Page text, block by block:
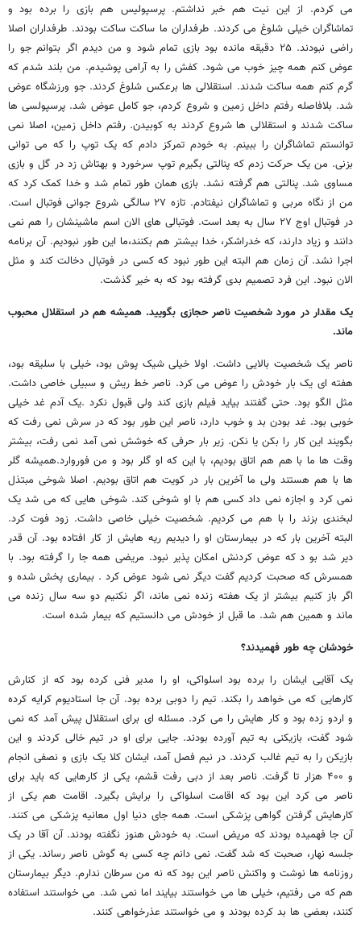
می کردم. از این نیت هم خبر نداشتم. پرسپولیس هم بازی را برده بود و
تماشاگران خیلی شلوغ می کردند. طرفداران ما ساکت ساکت بودند. طرفداران اصلا
راضی نبودند. ۲۵ دقیقه مانده بود بازی تمام شود و من دیدم اگر بتوانم جو را
عوض کنم همه چیز خوب می شود. کفش را به آرامی پوشیدم. من بلند شدم که
گرم کنم همه ساکت شدند. استقلالی ها برعکس شلوغ کردند. جو ورزشگاه عوض
شد. بلافاصله رفتم داخل زمین و شروع کردم، جو کامل عوض شد. پرسپولسی ها
ساکت شدند و استقلالی ها شروع کردند به کوبیدن. رفتم داخل زمین، اصلا نمی
توانستم تماشاگران را ببینم. به خودم تمرکز دادم که یک توپ را که می توانی
بزنی. من یک حرکت زدم که پنالتی بگیرم توپ سرخورد و بهتاش زد در گل و بازی
مساوی شد. پنالتی هم گرفته نشد. بازی همان طور تمام شد و خدا کمک کرد که
من از نگاه مربی و تماشاگران نیفتادم. تازه ۲۷ سالگی شروع جوانی فوتبال است.
در فوتبال اوج ۲۷ سال به بعد است. فوتبالی های الان اسم ماشینشان را هم نمی
دانند و زیاد دارند، که خدراشکر، خدا بیشتر هم بکنند،ما این طور نبودیم. آن برنامه
اجرا نشد. آن زمان هم البته این طور نبود که کسی در فوتبال دخالت کند و مثل
الان نبود. این فرد تصمیم بدی گرفته بود که به خیر گذشت.
یک مقدار در مورد شخصیت ناصر حجازی بگویید. همیشه هم در استقلال محبوب
ماند.
ناصر یک شخصیت بالایی داشت. اولا خیلی شیک پوش بود، خیلی با سلیقه بود،
هفته ای یک بار خودش را عوض می کرد. ناصر خط ریش و سبیلی خاصی داشت.
مثل الگو بود. حتی گفتند بیاید فیلم بازی کند ولی قبول نکرد .یک آدم غد خیلی
خوبی بود. غد بودن بد و خوب دارد، ناصر این طور بود که در سرش نمی رفت که
بگویند این کار را بکن یا نکن. زیر بار حرفی که خوشش نمی آمد نمی رفت، بیشتر
وقت ها ما با هم هم اتاق بودیم، با این که او گلر بود و من فوروارد.همیشه گلر
ها با هم هستند ولی ما آخرین بار در کویت هم اتاق بودیم. اصلا شوخی مبتذل
نمی کرد و اجازه نمی داد کسی هم با او شوخی کند. شوخی هایی که می شد یک
لبخندی بزند را با هم می کردیم. شخصیت خیلی خاصی داشت. زود فوت کرد.
البته آخرین بار که در بیمارستان او را دیدیم ریه هایش از کار افتاده بود. آن قدر
دیر شد بو د که عوض کردنش امکان پذیر نبود. مریضی همه جا را گرفته بود. با
همسرش که صحبت کردیم گفت دیگر نمی شود عوض کرد . بیماری پخش شده و
اگر باز کنیم بیشتر از یک هفته زنده نمی ماند، اگر نکنیم دو سه سال زنده می
ماند و همین هم شد. ما قبل از خودش می دانستیم که بیمار شده است.
خودشان چه طور فهمیدند؟
یک آقایی ایشان را برده بود اسلواکی، او را مدیر فنی کرده بود که از کنارش
کارهایی که می خواهد را بکند. تیم را دوبی برده بود. آن جا استادیوم کرایه کرده
و اردو زده بود و کار هایش را می کرد. مسئله ای برای استقلال پیش آمد که نمی
شود گفت، بازیکنی به تیم آورده بودند. جایی برای او در تیم خالی کردند و این
بازیکن را به تیم غالب کردند. در نیم فصل آمد، ایشان کلا یک بازی و نصفی انجام
و ۴۰۰ هزار تا گرفت. ناصر بعد از دبی رفت قشم، یکی از کارهایی که باید برای
ناصر می کرد این بود که اقامت اسلواکی را برایش بگیرد. اقامت هم یکی از
کارهایش گرفتن گواهی پزشکی است. همه جای دنیا اول معانیه پزشکی می کنند.
آن جا فهمیده بودند که مریض است. به خودش هنوز نگفته بودند. آن آقا در یک
جلسه نهار، صحبت که شد گفت. نمی دانم چه کسی به گوش ناصر رساند. یکی از
روزنامه ها نوشت و واکنش ناصر این بود که نه من سرطان ندارم. دیگر بیمارستان
هم که می رفتیم، خیلی ها می خواستند بیایند اما نمی شد. می خواستند استفاده
کنند، بعضی ها بد کرده بودند و می خواستند عذرخواهی کنند.